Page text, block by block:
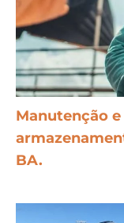
Manutenção
BA.